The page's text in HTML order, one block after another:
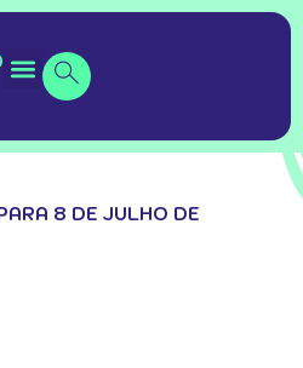
8 DE JULHO DE